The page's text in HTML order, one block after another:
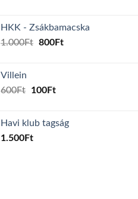
160Ft.150Ft.
HKK - Zsákbamacska
1.000Ft Original
800FtCurrent
Villein
600Ft
Original
600Ft.
100FtCurrent
100Ft.
Havi klub tagság
1.500Ft